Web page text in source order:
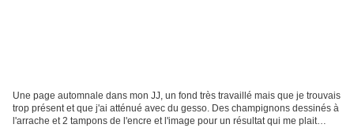
Une page automnale dans mon JJ, un fond très travaillé mais que je trouvais
trop présent et que j'ai atténué avec du gesso. Des champignons dessinés à
l'arrache et 2 tampons de l'encre et l'image pour un résultat qui me plait